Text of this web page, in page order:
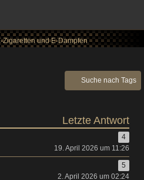
Zigaretten und E-Dampfen
Suche nach Tags
Letzte Antwort
4
19. April 2026 um 11:26
5
2. April 2026 um 02:24